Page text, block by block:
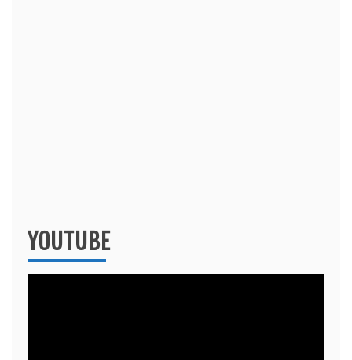
YOUTUBE